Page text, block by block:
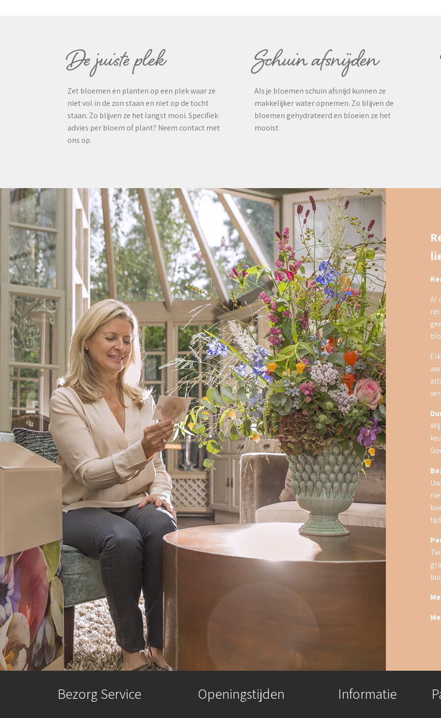
De juiste plek
Zet bloemen en planten op een plek waar ze
niet vol in de zon staan en niet op de tocht
staan. Zo blijven ze het langst mooi. Specifiek
advies per bloem of plant? Neem contact met
ons op.
Schuin afsnijden
Als je bloemen schuin afsnijd kunnen ze
makkelijker water opnemen. Zo blijven de
bloemen gehydrateerd en bloeien ze het
mooist
Al
Bezorg Service Openingstijden Informatie